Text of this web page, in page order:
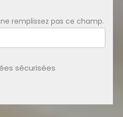
remplissez pas ce champ.
sécurisées